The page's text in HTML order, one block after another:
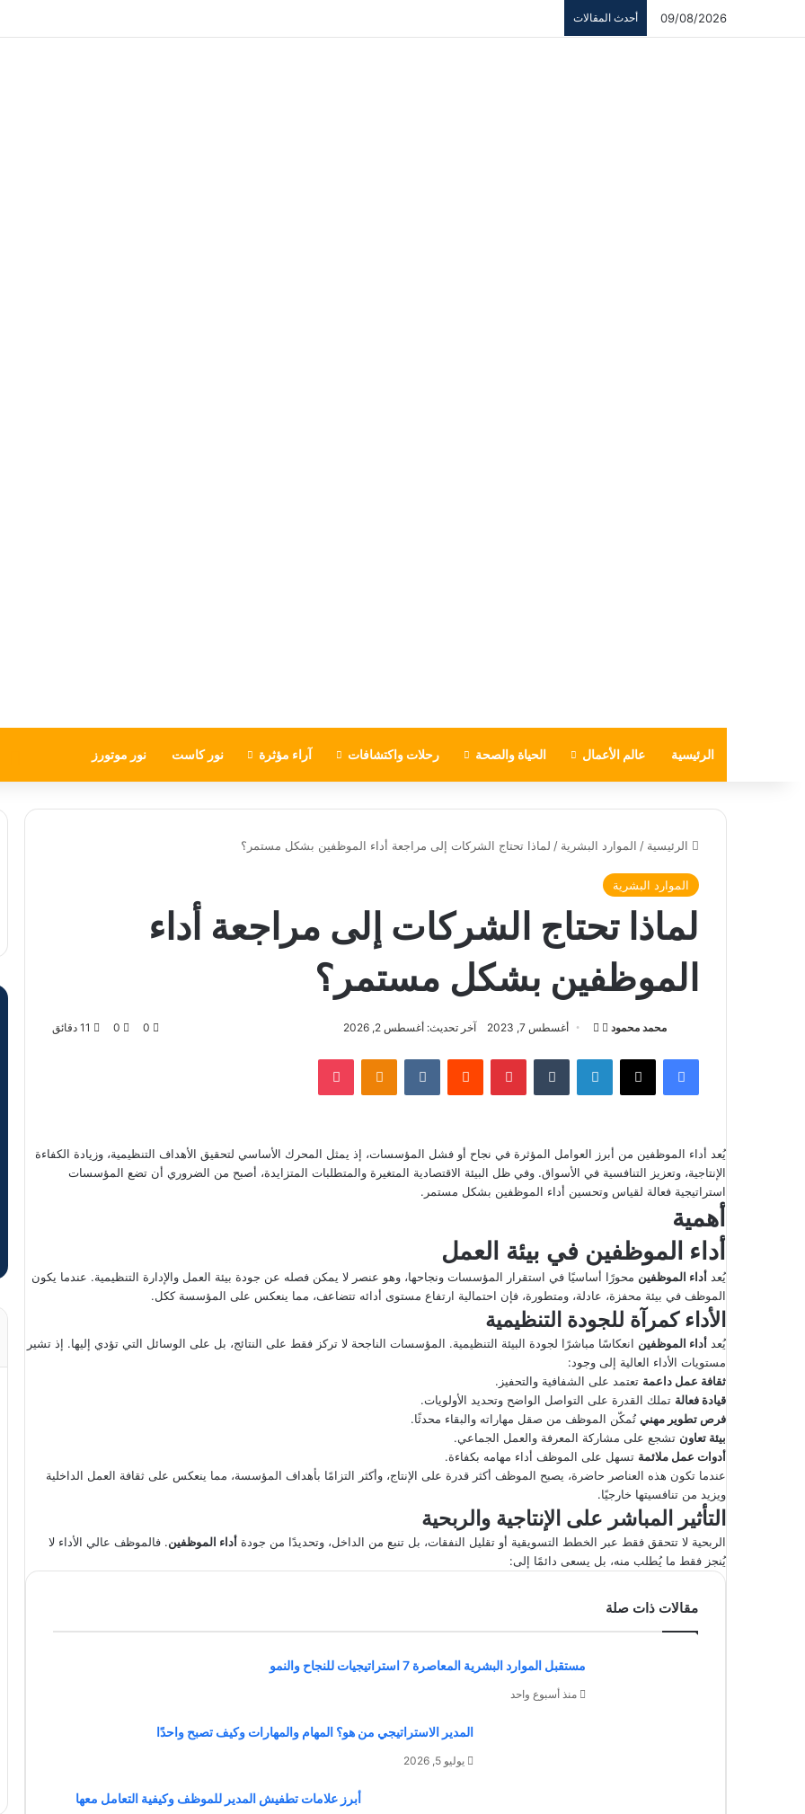
09/08/2026 أحدث المقالات
الرئيسية عالم الأعمال الحياة والصحة رحلات واكتشافات آراء مؤثرة نور كاست نور موتورز
الرئيسية / الموارد البشرية / لماذا تحتاج الشركات إلى مراجعة أداء الموظفين بشكل مستمر؟
الموارد البشرية
لماذا تحتاج الشركات إلى مراجعة أداء
الموظفين بشكل مستمر؟
محمد محمود
ت
ب
ع
ى
X
س
ل
ي
د
ا
ك
و
ن
ي
أغسطس 7, 2023 آخر تحديث: أغسطس 2, 2026 0
0
فيسبوك لينكدإن بينتيريست
يُعد أداء الموظفين من أبرز العوامل المؤثرة في نجاح أو فشل المؤسسات، إذ يمثل المحرك الأساسي لتحقيق الأهداف التنظيمية، وزيادة الكفاءة
الإنتاجية، وتعزيز التنافسية في الأسواق. وفي ظل البيئة الاقتصادية المتغيرة والمتطلبات المتزايدة، أصبح من الضروري أن تضع المؤسسات
استراتيجية فعالة لقياس وتحسين أداء الموظفين بشكل مستمر.
أهمية
أداء الموظفين في بيئة العمل
يُعد أداء الموظفين محورًا أساسيًا في استقرار المؤسسات ونجاحها، وهو عنصر لا يمكن فصله عن جودة بيئة العمل والإدارة التنظيمية. عندما يكون
الموظف في بيئة محفزة، عادلة، ومتطورة، فإن احتمالية ارتفاع مستوى أدائه تتضاعف، مما ينعكس على المؤسسة ككل.
الأداء كمرآة للجودة التنظيمية
يُعد أداء الموظفين انعكاسًا مباشرًا لجودة البيئة التنظيمية. المؤسسات الناجحة لا تركز فقط على النتائج، بل على الوسائل التي تؤدي إليها. إذ تشير
مستويات الأداء العالية إلى وجود:
ثقافة عمل داعمة تعتمد على الشفافية والتحفيز.
قيادة فعالة تملك القدرة على التواصل الواضح وتحديد الأولويات.
فرص تطوير مهني تُمكّن الموظف من صقل مهاراته والبقاء محدثًا.
بيئة تعاون تشجع على مشاركة المعرفة والعمل الجماعي.
أدوات عمل ملائمة تسهل على الموظف أداء مهامه بكفاءة.
عندما تكون هذه العناصر حاضرة، يصبح الموظف أكثر قدرة على الإنتاج، وأكثر التزامًا بأهداف المؤسسة، مما ينعكس على ثقافة العمل الداخلية
ويزيد من تنافسيتها خارجيًا.
التأثير المباشر على الإنتاجية والربحية
الربحية لا تتحقق فقط عبر الخطط التسويقية أو تقليل النفقات، بل تنبع من الداخل، وتحديدًا من جودة أداء الموظفين. فالموظف عالي الأداء لا
يُنجز فقط ما يُطلب منه، بل يسعى دائمًا إلى:
مقالات ذات صلة
مستقبل الموارد البشرية المعاصرة 7 استراتيجيات للنجاح والنمو
منذ أسبوع واحد
المدير الاستراتيجي من هو؟ المهام والمهارات وكيف تصبح واحدًا
يوليو 5, 2026
أبرز علامات تطفيش المدير للموظف وكيفية التعامل معها